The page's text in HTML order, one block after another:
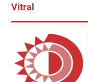
Vitral